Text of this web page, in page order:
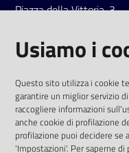
Piazza della Vittoria, 3
Tel.0522 7961
LinkedinFacebook
Usiamo i
Questo sito utilizza i cookie
garantire un miglior servizio
raccogliere informazioni
anche cookie di profilazione
profilazione puoi decidere se
'Impostazioni'. Per saperne